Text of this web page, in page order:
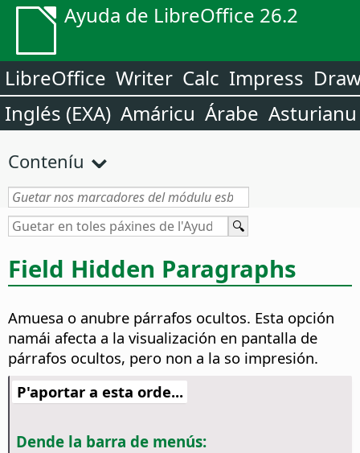
Ayuda de LibreOffice 26.2
LibreOffice Writer Calc Impress
Inglés (EXA) Amáricu Árabe Asturianu
Conteníu
Field Hidden Paragraphs
Amuesa o anubre párrafos ocultos. Esta opción
namái afecta a la visualización en pantalla de
párrafos ocultos, pero non a la so impresión.
P'aportar a esta orde...
Dende la barra de menús: